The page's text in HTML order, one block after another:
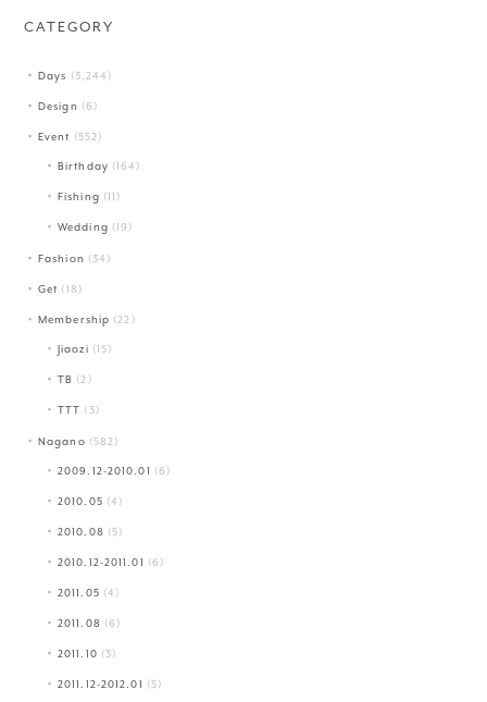
CATEGORY
Days (3,244)
Design (6)
Event (552)
Birthday (164)
Fishing (11)
Wedding (19)
Fashion (34)
Get (18)
Membership (22)
Jiaozi (15)
TB (2)
TTT (3)
Nagano (582)
2009.12-2010.01 (6)
2010.05 (4)
2010.08 (5)
2010.12-2011.01 (6)
2011.05 (4)
2011.08 (6)
2011.10 (3)
2011.12-2012.01 (5)